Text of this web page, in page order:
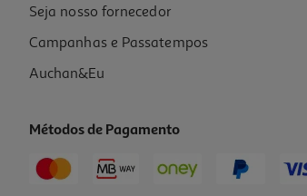
-10%
Seja nosso fornecedor
Campanhas e Passatempos
Auchan&Eu
Métodos de Pagamento